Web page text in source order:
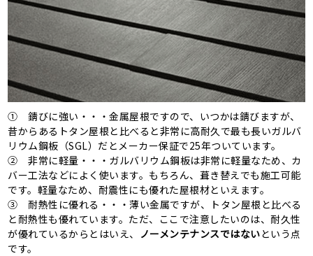
① 錆びに強い・・・金属屋根ですので、いつかは錆びますが、
昔からあるトタン屋根と比べると非常に高耐久で最も長いガルバ
リウム鋼板（SGL）だとメーカー保証で25年ついています。
② 非常に軽量・・・ガルバリウム鋼板は非常に軽量なため、カ
バー工法などによく使います。もちろん、葺き替えでも施工可能
です。軽量なため、耐震性にも優れた屋根材といえます。
③ 耐熱性に優れる・・・薄い金属ですが、トタン屋根と比べる
と耐熱性も優れています。ただ、ここで注意したいのは、耐久性
が優れているからとはいえ、
ノーメンテナンスではないという点
です。